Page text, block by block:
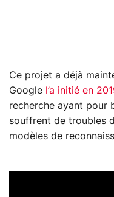
Ce projet a déjà
Google l’a initié en
recherche ayant pour
souffrent de troubles
modèles de